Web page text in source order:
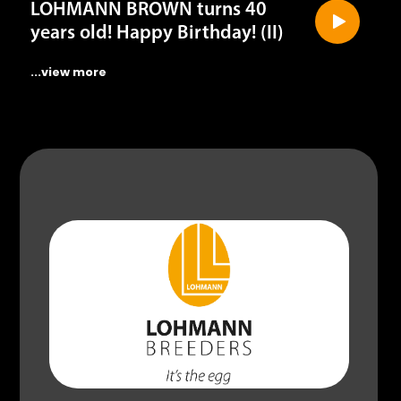
years old! Happy Birthday! (II)